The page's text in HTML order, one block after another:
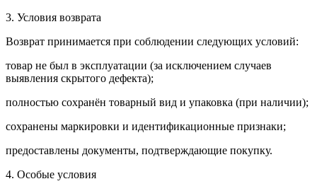
3. Условия возврата
Возврат принимается при соблюдении следующих условий:
товар не был в эксплуатации (за исключением случаев
выявления скрытого дефекта);
полностью сохранён товарный вид и упаковка (при наличии);
сохранены маркировки и идентификационные признаки;
предоставлены документы, подтверждающие покупку.
4. Особые условия